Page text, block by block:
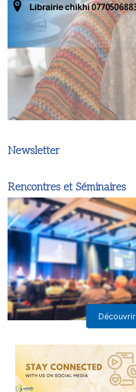
Newsletter
Rencontres et Séminaires
Découvrir